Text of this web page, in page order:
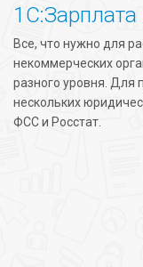
Все, что нужно для
некоммерческих
разного уровня. Для
нескольких
ФСС и Росстат.